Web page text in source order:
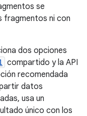
se
fragmentos ni con
dos opciones
compartido y la API
recomendada
datos
usa un
único con los